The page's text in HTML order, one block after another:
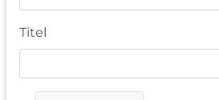
Titel